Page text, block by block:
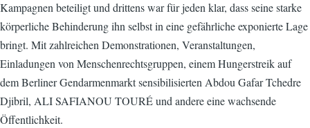
Kampagnen beteiligt und drittens war für jeden klar, dass seine starke
körperliche Behinderung ihn selbst in eine gefährliche exponierte Lage
bringt. Mit zahlreichen Demonstrationen, Veranstaltungen,
Einladungen von Menschenrechtsgruppen, einem Hungerstreik auf
dem Berliner Gendarmenmarkt sensibilisierten Abdou Gafar Tchedre
Djibril, ALI SAFIANOU TOURÉ und andere eine wachsende
Öffentlichkeit.